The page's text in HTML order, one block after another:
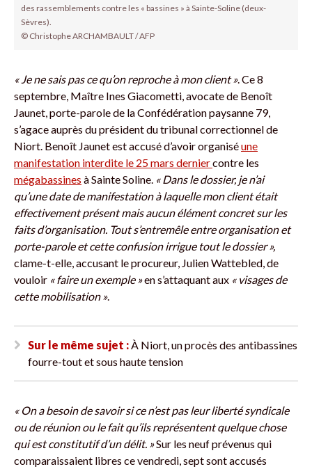
des rassemblements contre les « bassines » à Sainte-Soline (deux-
Sèvres).
© Christophe ARCHAMBAULT / AFP
« Je ne sais pas ce qu’on reproche à mon client ». Ce 8
septembre, Maître Ines Giacometti, avocate de Benoît
Jaunet, porte-parole de la Confédération paysanne 79,
s’agace auprès du président du tribunal correctionnel de
Niort. Benoît Jaunet est accusé d’avoir organiséune
manifestation interdite le 25 mars derniercontre les
mégabassines à Sainte Soline. « Dans le dossier, je n’ai
qu’une date de manifestation à laquelle mon client était
effectivement présent mais aucun élément concret sur les
faits d’organisation. Tout s’entremêle entre organisation et
porte-parole et cette confusion irrigue tout le dossier »,
clame-t-elle, accusant le procureur, Julien Wattebled, de
vouloir « faire un exemple »en s’attaquant aux « visages de
cette mobilisation ».
Sur le même sujet : À Niort, un procès des antibassines
fourre-tout et sous haute tension
« On a besoin de savoir si ce n’est pas leur liberté syndicale
ou de réunion ou le fait qu’ils représentent quelque chose
qui est constitutif d’un délit. »Sur les neuf prévenus qui
comparaissaient libres ce vendredi, sept sont accusés